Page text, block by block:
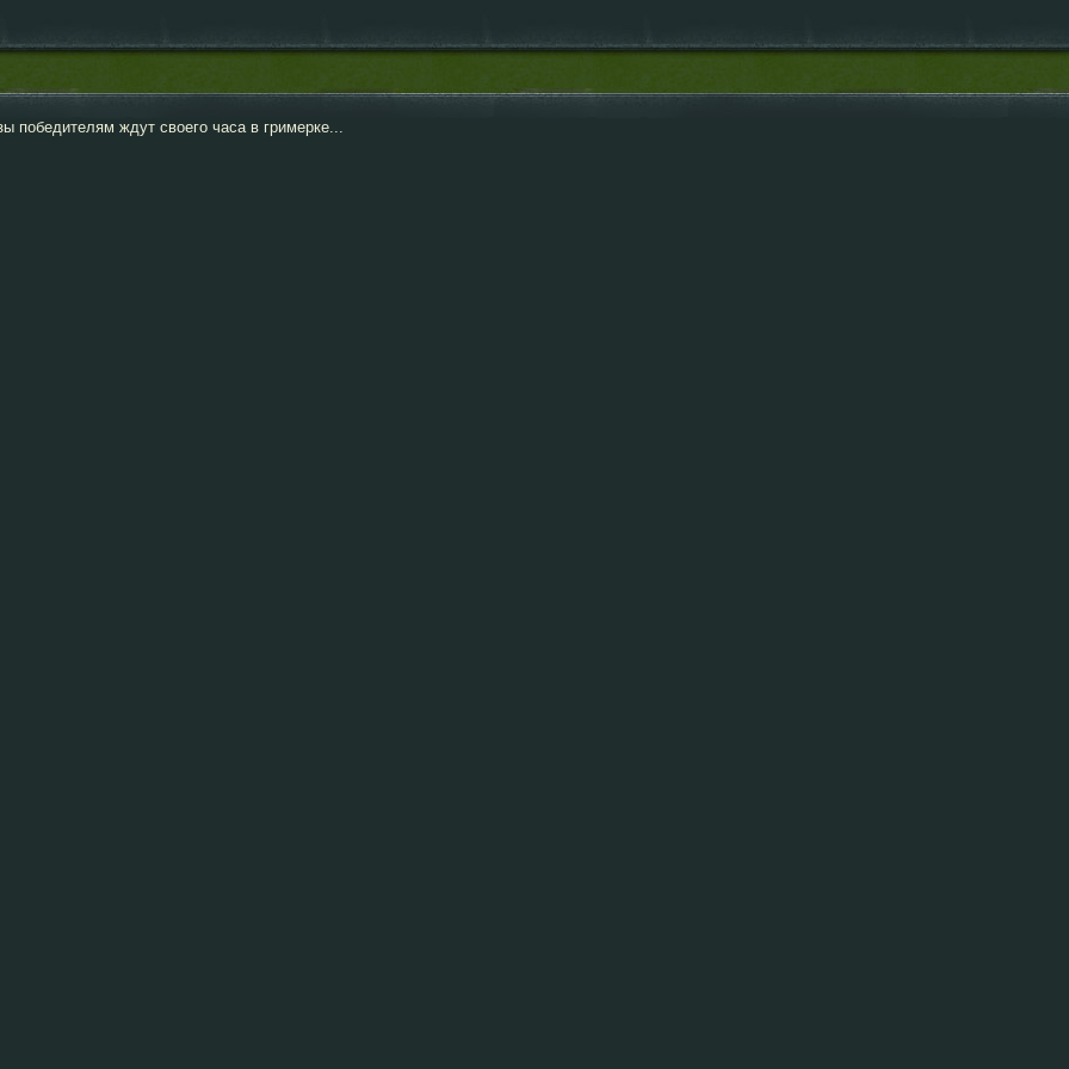
победителям ждут своего часа в гримерке...